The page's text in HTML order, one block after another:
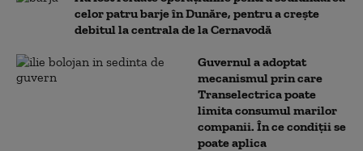
celor patru barje în Dunăre, pentru a crește
debitul la centrala de la Cernavodă
Guvernul a adoptat
mecanismul prin care
Transelectrica poate
limita consumul marilor
companii. În ce condiții se
poate aplica